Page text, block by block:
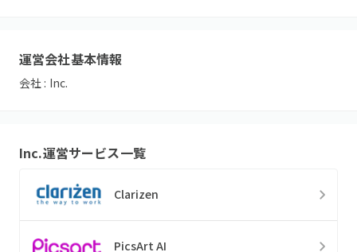
運営会社基本情報
会社 : Inc.
Inc.運営サービス一覧
Clarizen
PicsArt AI